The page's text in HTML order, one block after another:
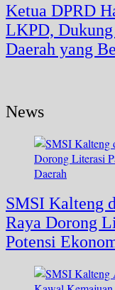
Ketua DPRD
LKPD, Dukung
Daerah yang
News
SMSI Kalteng
Raya Dorong
Potensi